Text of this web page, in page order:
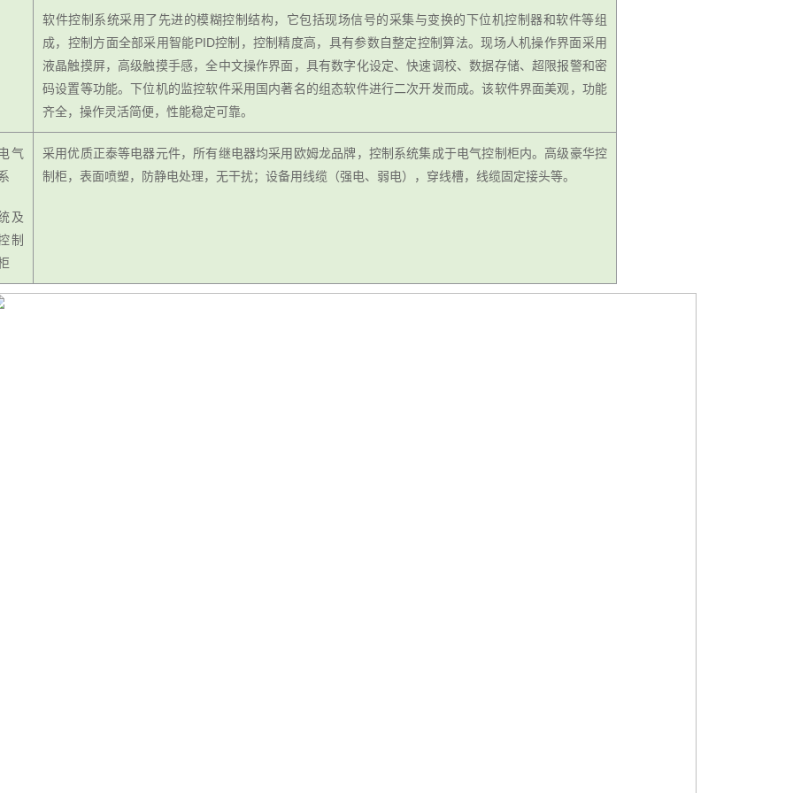
软件控制系统采用了先进的模糊控制结构，它包括现场信号的采集与变换的下位机控制器和软件等组
成，控制方面全部采用智能PID控制，控制精度高，具有参数自整定控制算法。现场人机操作界面采用
液晶触摸屏，高级触摸手感，全中文操作界面，具有数字化设定、快速调校、数据存储、超限报警和密
码设置等功能。下位机的监控软件采用国内著名的组态软件进行二次开发而成。该软件界面美观，功能
齐全，操作灵活简便，性能稳定可靠。
气
及
制
采用优质正泰等电器元件，所有继电器均采用欧姆龙品牌，控制系统集成于电气控制柜内。高级豪华控
制柜，表面喷塑，防静电处理，无干扰；设备用线缆（强电、弱电），穿线槽，线缆固定接头等。